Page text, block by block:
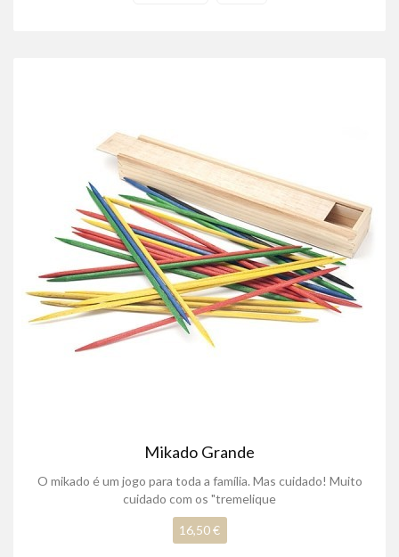
Mikado Grande
O mikado é um jogo para toda a família. Mas cuidado! Muito
cuidado com os "tremelique
16,50 €